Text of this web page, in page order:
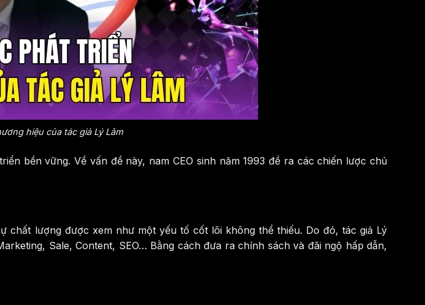
hiệu của tác giả Lý Lâm
bền vững. Về vấn đề này, nam CEO sinh năm 1993 đề ra các chiến lược chủ
chất lượng được xem như một yếu tố cốt lõi không thể thiếu. Do đó, tác giả Lý
Sale, Content, SEO… Bằng cách đưa ra chính sách và đãi ngộ hấp dẫn,